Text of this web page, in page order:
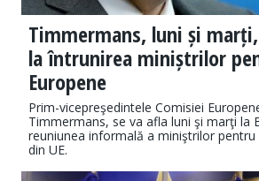
Timmermans, luni și
la întrunirea miniștrilor
Europene
Prim-vicepreşedintele Comisiei
Timmermans, se va afla luni şi marţi la
reuniunea informală a miniştrilor pentru
din UE.